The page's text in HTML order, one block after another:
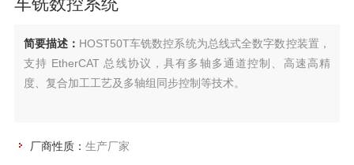
简要描述： HOST50T车铣数控系统为总线式全数字数控装置，
支持 EtherCAT 总线协议，具有多轴多通道控制、高速高精
度、复合加工工艺及多轴组同步控制等技术。
厂商性质： 生产厂家